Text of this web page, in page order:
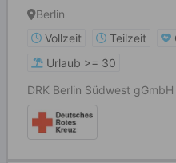
Nachtdienst
Berlin
Vollzeit
Teilzeit
Urlaub >= 30
DRK Berlin Südwest gGmbH